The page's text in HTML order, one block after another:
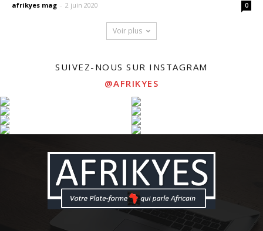
afrikyes mag - 2 juin 2020 0
Voir plus
SUIVEZ-NOUS SUR INSTAGRAM
@AFRIKYES